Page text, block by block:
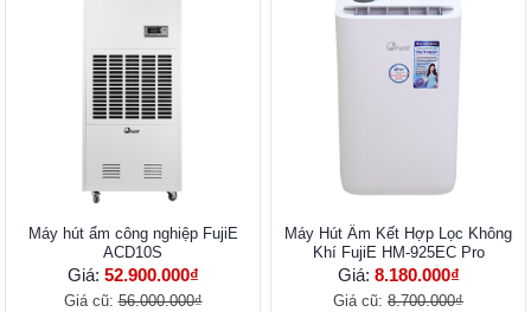
Máy hút ẩm công nghiệp FujiE
ACD10S
Giá: 52.900.000₫
Giá cũ:56.000.000₫
Máy Hút Ẩm Kết Hợp Lọc Không
Khí FujiE HM-925EC Pro
Giá: 8.180.000₫
Giá cũ: 8.700.000₫